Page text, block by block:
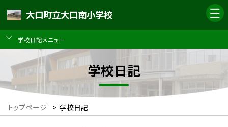
大口町立大口南小学校
学校日記メニュー
学校日記
トップページ > 学校日記